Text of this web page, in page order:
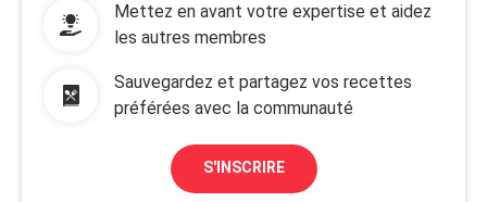
Mettez en avant votre expertise et aidez
les autres membres
Sauvegardez et partagez vos recettes
préférées avec la communauté
S'INSCRIRE